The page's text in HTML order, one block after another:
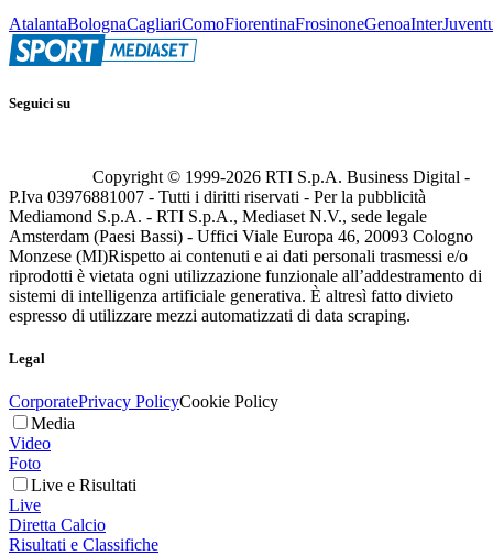
AtalantaBolognaCagliariComoFiorentinaFrosinoneGenoaInter
Seguici su
Copyright © 1999-2026 RTI S.p.A. Business Digital -
P.Iva 03976881007 - Tutti i diritti riservati - Per la pubblicità
Mediamond S.p.A. - RTI S.p.A., Mediaset N.V., sede legale
Amsterdam (Paesi Bassi) - Uffici Viale Europa 46, 20093 Cologno
Monzese (MI)Rispetto ai contenuti e ai dati personali trasmessi e/o
riprodotti è vietata ogni utilizzazione funzionale all’addestramento di
sistemi di intelligenza artificiale generativa. È altresì fatto divieto
espresso di utilizzare mezzi automatizzati di data scraping.
Legal
CorporatePrivacy PolicyCookie Policy
Media
Video
Foto
Live e Risultati
Live
Diretta Calcio
Risultati e Classifiche